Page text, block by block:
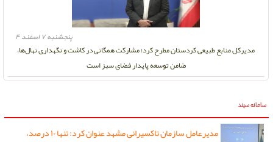
مدیرکل منابع طبیعی کردستان مطرح کرد؛ مشارکت همگانی در کاشت و نگهداری نهال‌ها،
ضامن توسعه پایدار فضای سبز است
پنجشنبه ۷ اسفند ۴
سامانه سپند
مدیرعامل سازمان تاکسیرانی مشهد عنوان کرد: تنها ۱۰ درصد،